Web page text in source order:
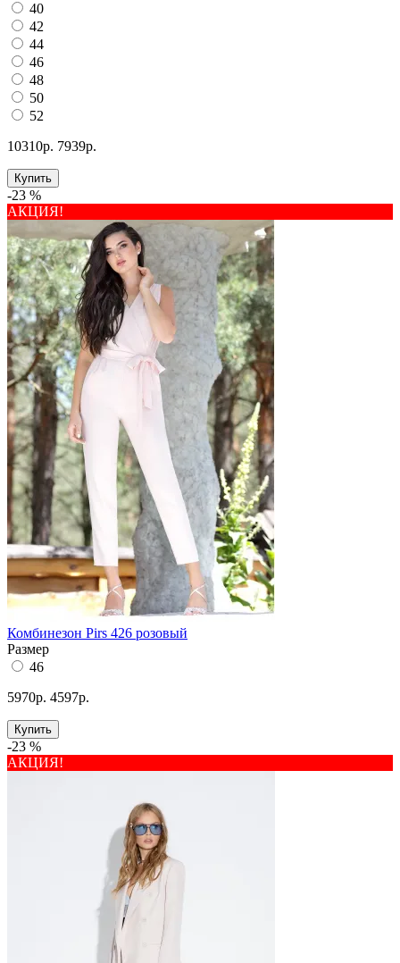
40
42
44
46
48
50
52
10310р. 7939р.
Купить
-23 %
АКЦИЯ!
Комбинезон Pirs 426 розовый
Размер
46
5970р. 4597р.
Купить
-23 %
АКЦИЯ!